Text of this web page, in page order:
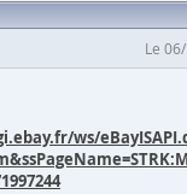
Le
ws/